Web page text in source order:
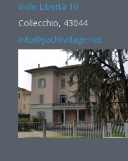
Viale Libertà 10
Collecchio, 43044
info@yachtvillage.net